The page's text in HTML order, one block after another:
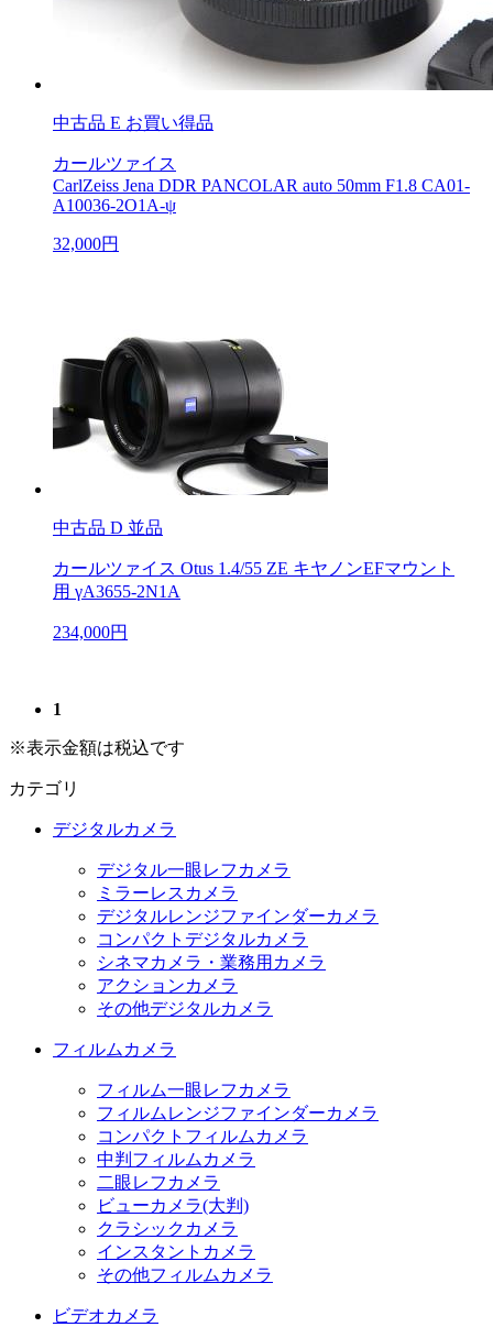
中古品 E お買い得品
カールツァイス
CarlZeiss Jena DDR PANCOLAR auto 50mm F1.8 CA01-
A10036-2O1A-ψ
32,000円
中古品 D 並品
カールツァイス Otus 1.4/55 ZE キヤノンEFマウント
用 γA3655-2N1A
234,000円
1
※表示金額は税込です
カテゴリ
デジタルカメラ
デジタル一眼レフカメラ
ミラーレスカメラ
デジタルレンジファインダーカメラ
コンパクトデジタルカメラ
シネマカメラ・業務用カメラ
アクションカメラ
その他デジタルカメラ
フィルムカメラ
フィルム一眼レフカメラ
フィルムレンジファインダーカメラ
コンパクトフィルムカメラ
中判フィルムカメラ
二眼レフカメラ
ビューカメラ(大判)
クラシックカメラ
インスタントカメラ
その他フィルムカメラ
ビデオカメラ